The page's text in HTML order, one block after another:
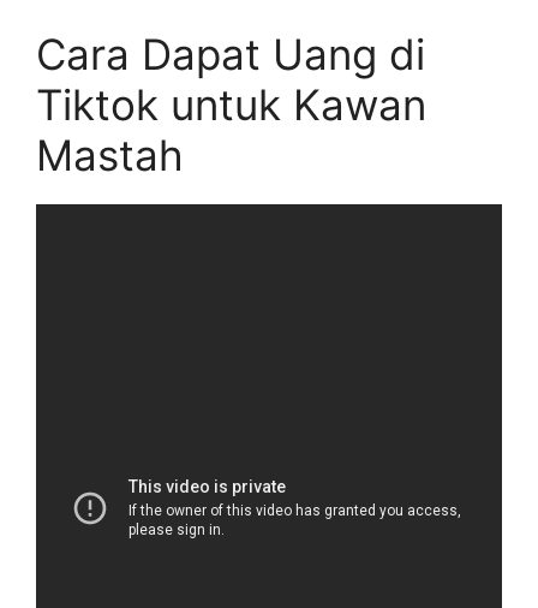
Cara Dapat Uang di
Tiktok untuk Kawan
Mastah